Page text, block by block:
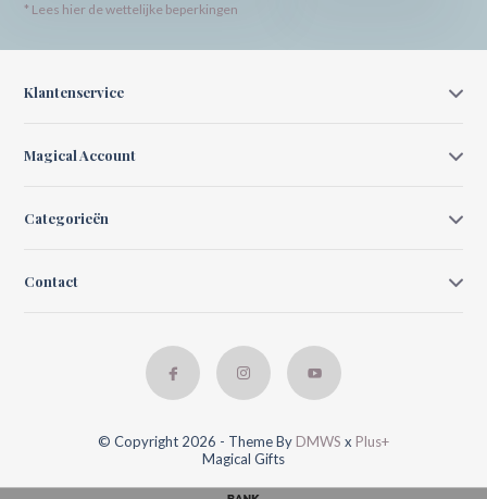
* Lees hier de wettelijke beperkingen
Klantenservice
Magical Account
Categorieën
Contact
© Copyright 2026 - Theme By DMWS x Plus+
Magical Gifts